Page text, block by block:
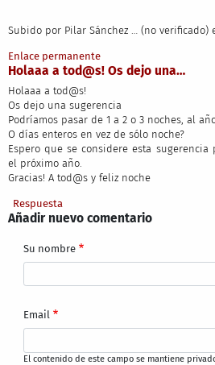
Subido por Pilar Sánchez … (no verificado)
Enlace permanente
Holaaa a tod@s! Os dejo una…
Holaaa a tod@s!
Os dejo una sugerencia
Podríamos pasar de 1 a 2 o 3 noches, al
O días enteros en vez de sólo noche?
Espero que se considere esta sugerencia
el próximo año.
Gracias! A tod@s y feliz noche
Respuesta
Añadir nuevo comentario
Su nombre
Email
El contenido de este campo se mantiene